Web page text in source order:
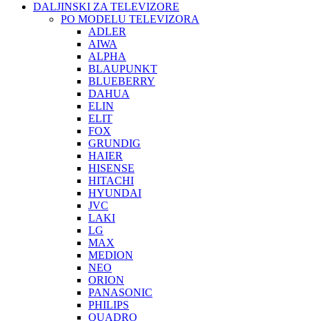
DALJINSKI ZA TELEVIZORE
PO MODELU TELEVIZORA
ADLER
AIWA
ALPHA
BLAUPUNKT
BLUEBERRY
DAHUA
ELIN
ELIT
FOX
GRUNDIG
HAIER
HISENSE
HITACHI
HYUNDAI
JVC
LAKI
LG
MAX
MEDION
NEO
ORION
PANASONIC
PHILIPS
QUADRO